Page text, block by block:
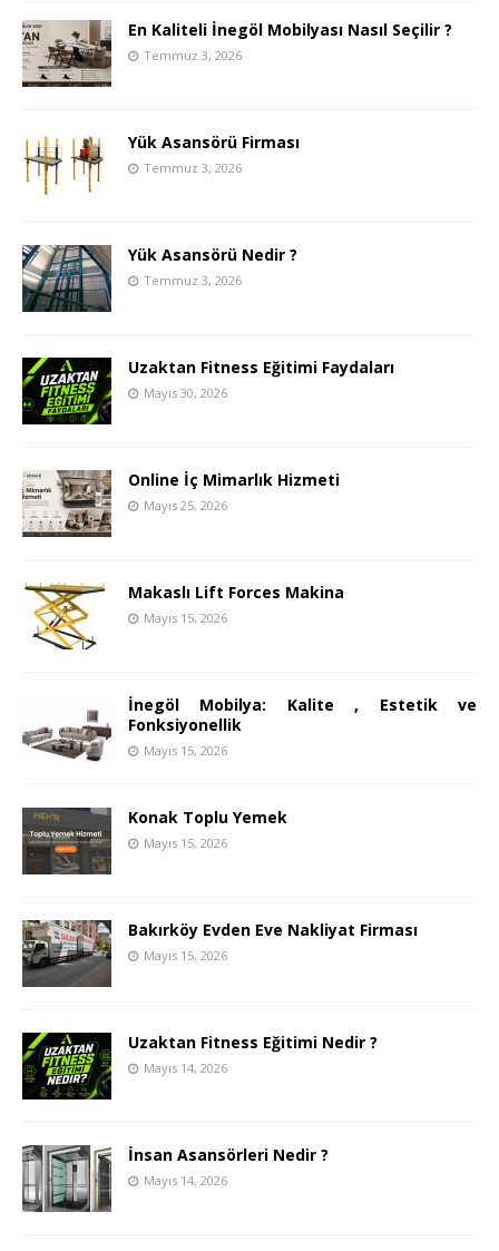
En Kaliteli İnegöl Mobilyası Nasıl Seçilir ?
Temmuz 3, 2026
Yük Asansörü Firması
Temmuz 3, 2026
Yük Asansörü Nedir ?
Temmuz 3, 2026
Uzaktan Fitness Eğitimi Faydaları
Mayıs 30, 2026
Online İç Mimarlık Hizmeti
Mayıs 25, 2026
Makaslı Lift Forces Makina
Mayıs 15, 2026
İnegöl Mobilya: Kalite , Estetik ve
Fonksiyonellik
Mayıs 15, 2026
Konak Toplu Yemek
Mayıs 15, 2026
Bakırköy Evden Eve Nakliyat Firması
Mayıs 15, 2026
Uzaktan Fitness Eğitimi Nedir ?
Mayıs 14, 2026
İnsan Asansörleri Nedir ?
Mayıs 14, 2026